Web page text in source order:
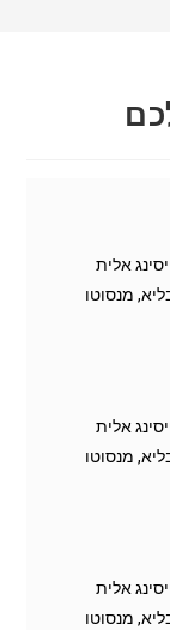
אלית
מנסוטו
אלית
מנסוטו
אלית
מנסוטו